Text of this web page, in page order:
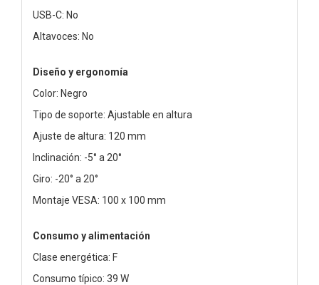
USB-C: No
Altavoces: No
Diseño y ergonomía
Color: Negro
Tipo de soporte: Ajustable en altura
Ajuste de altura: 120 mm
Inclinación: -5° a 20°
Giro: -20° a 20°
Montaje VESA: 100 x 100 mm
Consumo y alimentación
Clase energética: F
Consumo típico: 39 W